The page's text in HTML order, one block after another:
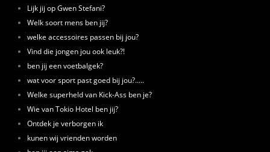
Lijk jij op Gwen Stefani?
Welk soort mens ben jij?
welke accessoires passen bij jou?
Vind die jongen jou ook leuk?!
ben jij een voetbalgek?
wat voor sport past goed bij jou?.....
Welke superheld van Kick-Ass ben je?
Wie van Tokio Hotel ben jij?
Ontdek je verborgen ik
kunen wij vrienden worden